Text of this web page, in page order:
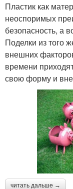
Пластик как
неоспоримых
безопасность, а
Поделки из того
внешних
времени
свою форму и
читать дальше →